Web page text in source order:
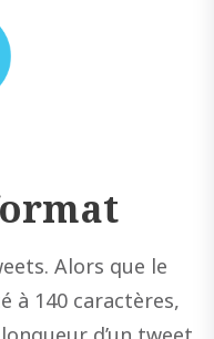
Alors que le
à 140 caractères,